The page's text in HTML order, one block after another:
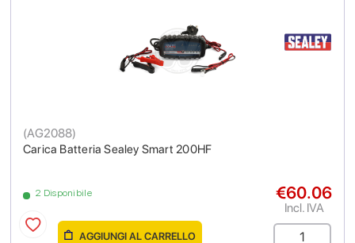
Carica Batteria Sealey Smart 200HF
(AG2088)
2 Disponibile €60.06
Incl. IVA
AGGIUNGI AL CARRELLO